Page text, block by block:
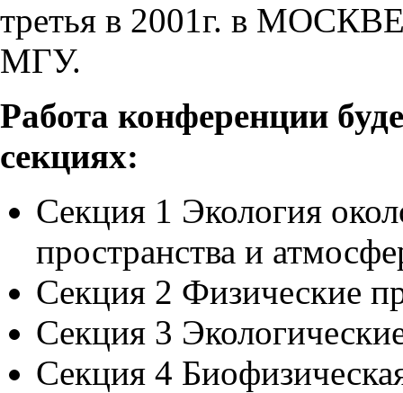
третья в 2001г. в МОСКВЕ
МГУ.
Работа конференции
секциях:
Секция 1 Экология
пространства и
Секция 2 Физические
Секция 3
Секция 4